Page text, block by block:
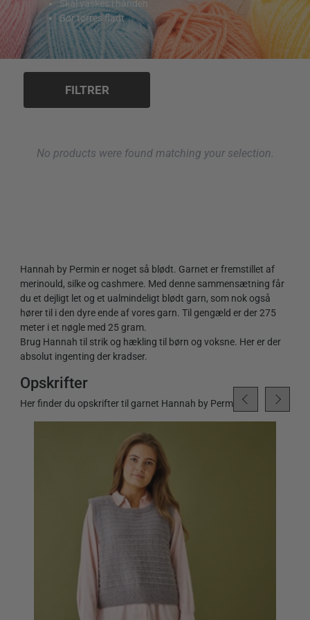
Skal vaskes i hånden
Bør tørres fladt
FILTRER
No products were found matching your selection.
Hannah by Permin er noget så blødt. Garnet er fremstillet af
merinould, silke og cashmere. Med denne sammensætning får
du et dejligt let og et ualmindeligt blødt garn, som nok også
hører til i den dyre ende af vores garn. Til gengæld er der 275
meter i et nøgle med 25 gram.
Brug Hannah til strik og hækling til børn og voksne. Her er der
absolut ingenting der kradser.
Opskrifter
Her finder du opskrifter til garnet Hannah by Permin